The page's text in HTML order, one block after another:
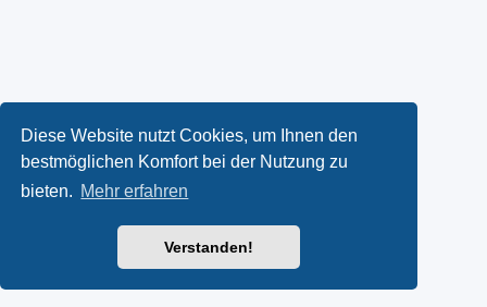
Diese Website nutzt Cookies, um Ihnen den
bestmöglichen Komfort bei der Nutzung zu
bieten. Mehr erfahren
Verstanden!